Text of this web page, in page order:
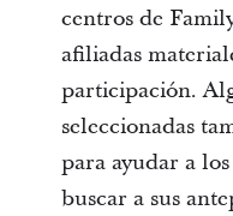
centros de
afiliadas
participación.
seleccionadas
para ayudar a
buscar a sus